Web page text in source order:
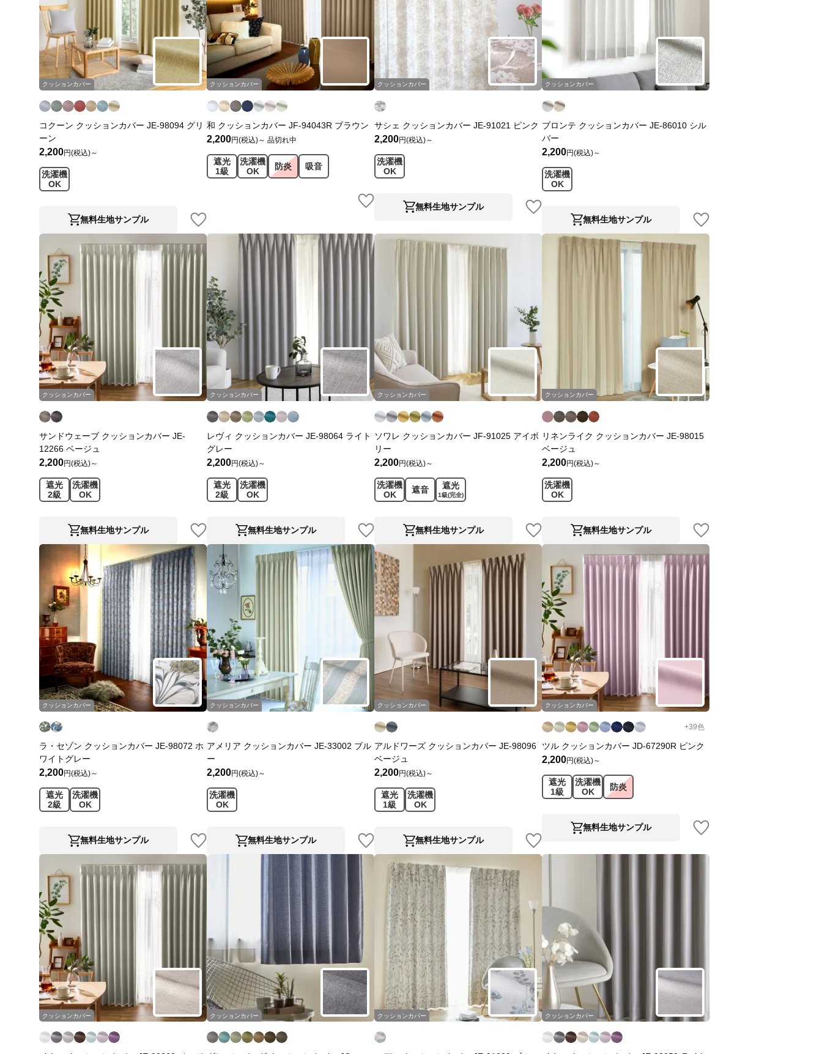
クッションカバー
コクーン クッションカバー JE-98094 グリ
ーン
2,200円(税込)～
洗濯機
OK
無料生地サンプル
クッションカバー
和 クッションカバー JF-94043R ブラウン
2,200円(税込)～ 品切れ中
遮光
1級
洗濯機
OK
防炎 吸音
クッションカバー
サシェ クッションカバー JE-91021 ピンク
2,200円(税込)～
洗濯機
OK
無料生地サンプル
クッションカバー
ブロンテ クッションカバー JE-86010 シル
バー
2,200円(税込)～
洗濯機
OK
無料生地サンプル
クッションカバー
サンドウェーブ クッションカバー JE-
12266 ベージュ
2,200円(税込)～
遮光
2級
洗濯機
OK
無料生地サンプル
クッションカバー
レヴィ クッションカバー JE-98064 ライト
グレー
2,200円(税込)～
遮光
2級
洗濯機
OK
無料生地サンプル
クッションカバー
ソワレ クッションカバー JF-91025 アイボ
リー
2,200円(税込)～
洗濯機
OK
遮音 遮光
1級(完全)
無料生地サンプル
クッションカバー
リネンライク クッションカバー JE-98015
ベージュ
2,200円(税込)～
洗濯機
OK
無料生地サンプル
クッションカバー
ラ・セゾン クッションカバー JE-98072 ホ
ワイトグレー
2,200円(税込)～
遮光
2級
洗濯機
OK
無料生地サンプル
クッションカバー
アメリア クッションカバー JE-33002 ブル
ー
2,200円(税込)～
洗濯機
OK
無料生地サンプル
クッションカバー
アルドワーズ クッションカバー JE-98096
ベージュ
2,200円(税込)～
遮光
1級
洗濯機
OK
無料生地サンプル
クッションカバー
+39色
ツル クッションカバー JD-67290R ピンク
2,200円(税込)～
遮光
1級
洗濯機
OK
防炎
無料生地サンプル
クッションカバー クッションカバー クッションカバー クッションカバー